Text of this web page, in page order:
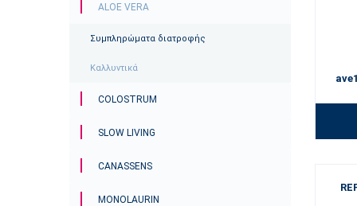
ALOE VERA
Συμπληρώματα διατροφής
Καλλυντικά
COLOSTRUM
SLOW LIVING
CANASSENS
MONOLAURIN